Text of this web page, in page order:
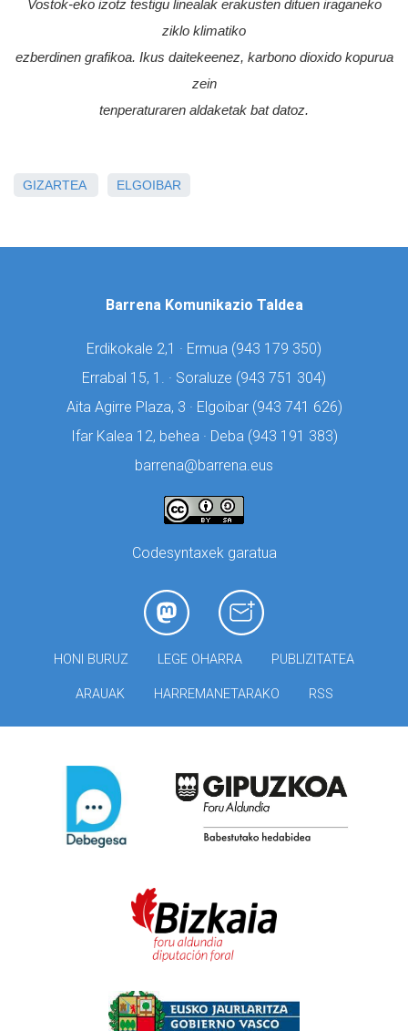
Vostok-eko izotz testigu linealak erakusten dituen iraganeko
ziklo klimatiko
ezberdinen grafikoa. Ikus daitekeenez, karbono dioxidokopurua
zein
tenperaturaren aldaketak bat datoz.
GIZARTEA ELGOIBAR
Barrena Komunikazio Taldea
Erdikokale 2,1 · Ermua (943 179 350)
Errabal 15, 1. · Soraluze (943 751 304)
Aita Agirre Plaza, 3 · Elgoibar (943 741 626)
Ifar Kalea 12, behea · Deba (943 191 383)
barrena@barrena.eus
Codesyntaxek garatua
HONI BURUZ LEGE OHARRA PUBLIZITATEA
ARAUAK HARREMANETARAKO RSS